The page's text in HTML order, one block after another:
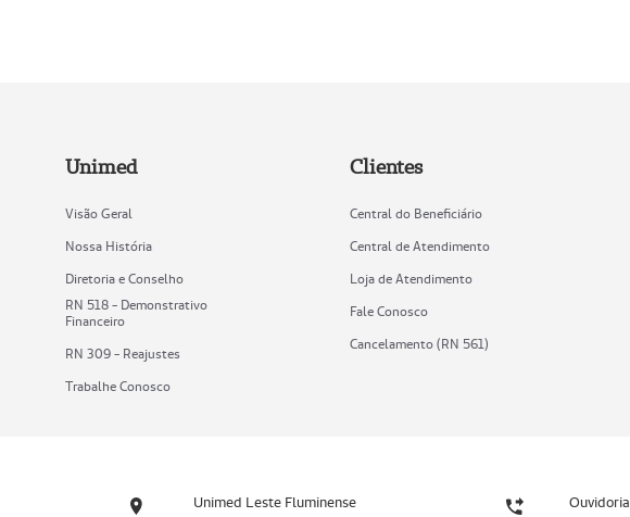
Unimed
Visão Geral
Nossa História
Diretoria e Conselho
RN 518 - Demonstrativo
Financeiro
RN 309 - Reajustes
Trabalhe Conosco
Clientes
Central do Beneficiário
Central de Atendimento
Loja de Atendimento
Fale Conosco
Cancelamento (RN 561)
Unimed Leste Fluminense Ouvidoria